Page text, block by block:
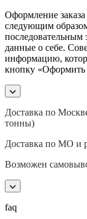
Оформление
следующим
последовательным
данные о себе.
информацию,
кнопку «Оформить
Доставка по
тонны)
Доставка по МО и
Возможен
faq